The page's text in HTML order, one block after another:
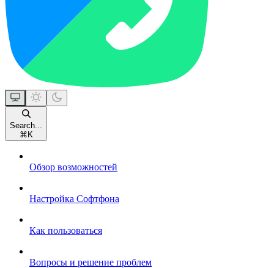
Search...
⌘ K
Обзор возможностей
Настройка Софтфона
Как пользоваться
Вопросы и решение проблем